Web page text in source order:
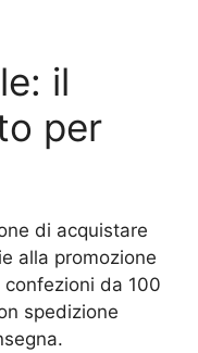
il
per
di acquistare
alla promozione
da 100
spedizione